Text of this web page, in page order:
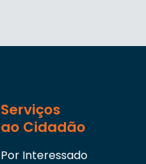
Serviços
ao Cidadão
Por Interessado